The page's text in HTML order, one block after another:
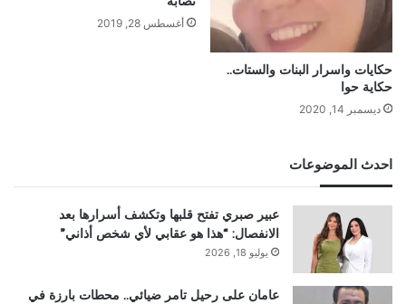
حكايات واسرار البنات والستات..
حكاية حوا
ديسمبر 14, 2020
أغسطس 28, 2019
احدث الموضوعات
عبير صبري تفتح قلبها وتكشف أسرارها بعد
الانفصال: “هذا هو عقابي لأي شخص أذاني”
يوليو 18, 2026
عامان على رحيل تامر ضيائي.. محطات بارزة في